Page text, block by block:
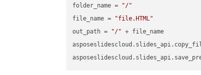
folder_name =
"/"
file_name =
"file.HTML"
out_path =
"/" + file_name